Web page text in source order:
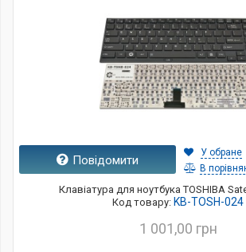
Повідомити
У обране
В
Клавіатура для ноутбука TOSHIBA
Код товару: KB-TOSH-024
1 001,00 грн